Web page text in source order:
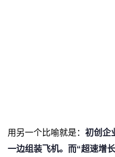
用另一个比喻就是： 初创企
一边组装飞机。而“超速增